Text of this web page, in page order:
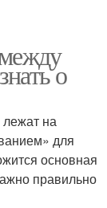
о
лежат на
для
основная
правильно